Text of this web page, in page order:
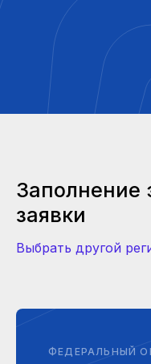
Заполнение
заявки
Выбрать другой
ФЕДЕРАЛЬНЫЙ